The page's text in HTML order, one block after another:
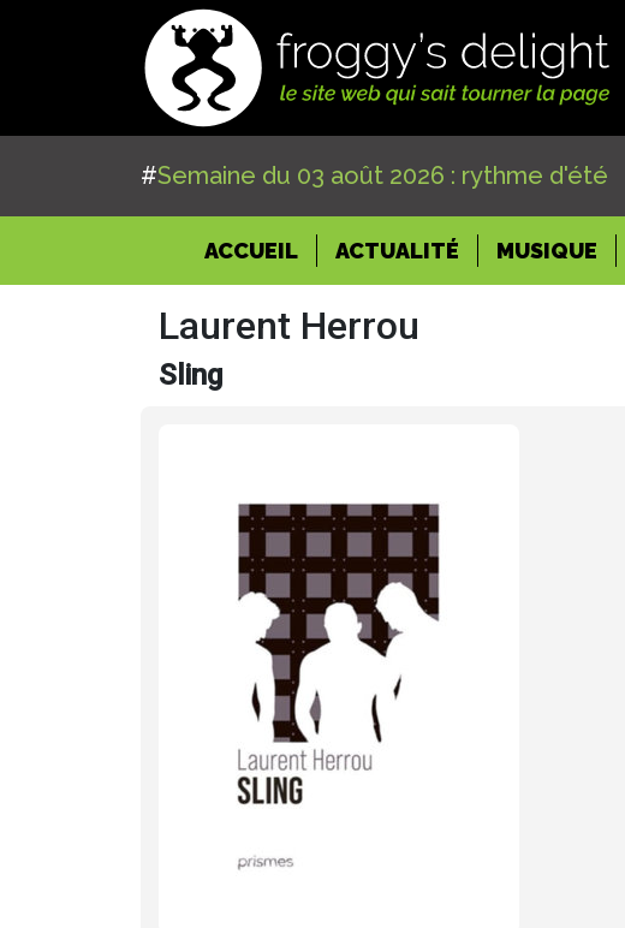
#Semaine du 03 août 2026 : rythme d'été
ACCUEIL(CURRENT)
ACTUALITÉ MUSIQUE
Laurent Herrou
Sling